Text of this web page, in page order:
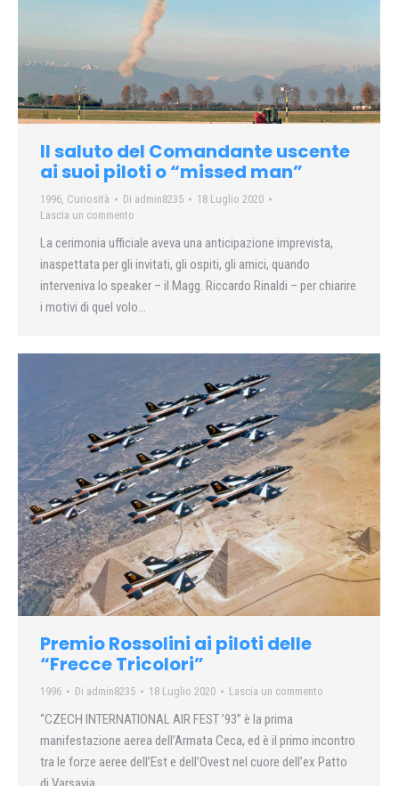
Il saluto del Comandante uscente
ai suoi piloti o “missed man”
1996 Curiosità Di admin8235
18 Luglio 2020
Lascia un commento
La cerimonia ufficiale aveva una anticipazione imprevista,
inaspettata per gli invitati, gli ospiti, gli amici, quando
interveniva lo speaker – il Magg. Riccardo Rinaldi – per chiarire
i motivi di quel volo…
Premio Rossolini ai piloti delle
“Frecce Tricolori”
1996 Di admin8235 18 Luglio 2020 Lascia un commento
“CZECH INTERNATIONAL AIR FEST ’93” è la prima
manifestazione aerea dell’Armata Ceca, ed è il primo incontro
tra le forze aeree dell’Est e dell’Ovest nel cuore dell’ex Patto